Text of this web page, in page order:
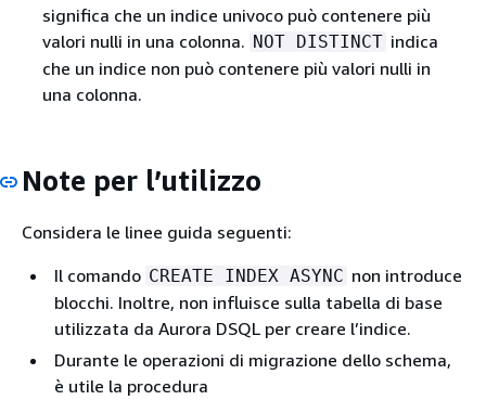
significa che un indice univoco può contenere più
valori nulli in una colonna. NOT DISTINCT indica
che un indice non può contenere più valori nulli in
una colonna.
Note per l’utilizzo
Considera le linee guida seguenti:
Il comando CREATE INDEX ASYNC non introduce
blocchi. Inoltre, non influisce sulla tabella di base
utilizzata da Aurora DSQL per creare l’indice.
Durante le operazioni di migrazione dello schema,
è utile la procedura